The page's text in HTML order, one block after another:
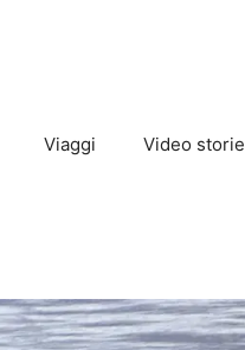
Viaggi Video storie